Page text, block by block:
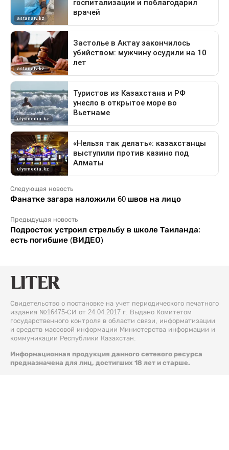
Следующая новость
Фанатке загара наложили 60 швов на лицо
Предыдущая новость
Подросток устроил стрельбу в школе Таиланда:
есть погибшие (ВИДЕО)
Свидетельство о постановке на учет периодического печатного
издания №16475-СИ от 24.04.2017 г. Выдано Комитетом
государственного контроля в области связи, информатизации
и средств массовой информации Министерства информации и
коммуникации Республики Казахстан.
Информационная продукция данного сетевого ресурса
предназначена для лиц, достигших 18 лет и старше.